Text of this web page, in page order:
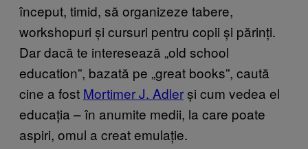
început, timid, să organizeze tabere,
workshopuri și cursuri pentru copii și părinți.
Dar dacă te interesează „old school
education”, bazată pe „great books”, caută
cine a fost Mortimer J. Adlerși cum vedea el
educația – în anumite medii, la care poate
aspiri, omul a creat emulație.